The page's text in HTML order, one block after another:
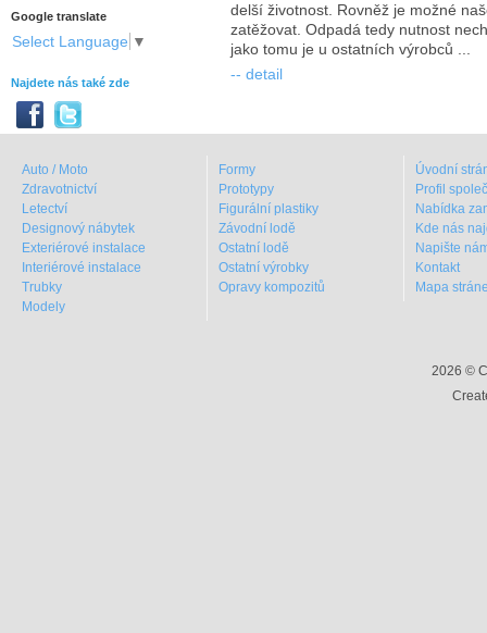
Google translate
Select Language ▼
Najdete nás také zde
delší životnost. Rovněž je možné
zatěžovat. Odpadá tedy nutnost
jako tomu je u ostatních výrobců ...
-- detail
Auto / Moto
Zdravotnictví
Letectví
Designový nábytek
Exteriérové instalace
Interiérové instalace
Trubky
Modely
Formy
Prototypy
Figurální plastiky
Závodní lodě
Ostatní lodě
Ostatní výrobky
Opravy kompozitů
Úvodní
Profil
Nabídka
Kde nás
Napište
Kontakt
Mapa
2026 ©